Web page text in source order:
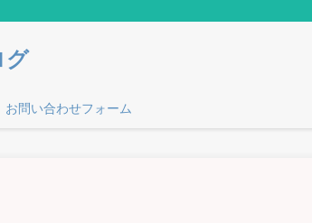
グ
お問い合わせフォーム